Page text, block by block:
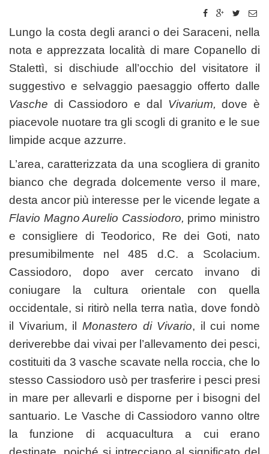
Lungo la costa degli aranci o dei Saraceni, nella
nota e apprezzata località di mare Copanello di
Stalettì, si dischiude all’occhio del visitatore il
suggestivo e selvaggio paesaggio offerto dalle
Vasche di Cassiodoro e dal Vivarium,dove è
piacevole nuotare tra gli scogli di granito e le sue
limpide acque azzurre.
L’area, caratterizzata da una scogliera di granito
bianco che degrada dolcemente verso il mare,
desta ancor più interesse per le vicende legate a
Flavio Magno Aurelio Cassiodoro, primo ministro
e consigliere di Teodorico, Re dei Goti, nato
presumibilmente nel 485 d.C. a Scolacium.
Cassiodoro, dopo aver cercato invano di
coniugare la cultura orientale con quella
occidentale, si ritirò nella terra natìa, dove fondò
il Vivarium, il Monastero di Vivario, il cui nome
deriverebbe dai vivai per l’allevamento dei pesci,
costituiti da 3 vasche scavate nella roccia, che lo
stesso Cassiodoro usò per trasferire i pesci presi
in mare per allevarli e disporne per i bisogni del
santuario. Le Vasche di Cassiodoro vanno oltre
la funzione di acquacultura a cui erano